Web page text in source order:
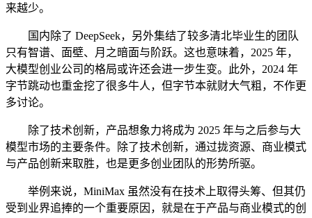
来越少。
国内除了 DeepSeek，另外集结了较多清北毕业生的团队
只有智谱、面壁、月之暗面与阶跃。这也意味着，2025 年，
大模型创业公司的格局或许还会进一步生变。此外，2024 年
字节跳动也重金挖了很多牛人，但字节本就财大气粗，不作更
多讨论。
除了技术创新，产品想象力将成为 2025 年与之后参与大
模型市场的主要条件。除了技术创新，通过拢资源、商业模式
与产品创新来取胜，也是更多创业团队的形势所驱。
举例来说，MiniMax 虽然没有在技术上取得头筹、但其仍
受到业界追捧的一个重要原因，就是在于产品与商业模式的创